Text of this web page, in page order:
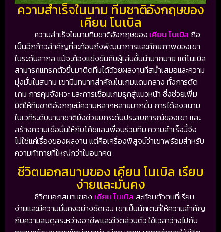
ความสำเร็จในนาม ทีมชาติอังกฤษของ
เคียน โนเบิล
ความสำเร็จในนามทีมชาติอังกฤษของ เคียน โนเบิล ถือ
เป็นอีกก้าวสำคัญที่สะท้อนถึงพัฒนาการและศักยภาพของเขา
ในระดับสากล แม้จะต้องแข่งขันกับผู้เล่นชั้นนำมากมาย แต่โนเบิล
สามารถแทรกตัวขึ้นมาติดทีมได้ด้วยผลงานที่สม่ำเสมอและความ
มุ่งมั่นในสนาม เขามีบทบาทสำคัญในเกมแดนกลาง ทั้งการตัด
เกม การคุมจังหวะ และการเชื่อมเกมรุกสู่แนวหน้า ซึ่งช่วยเพิ่ม
มิติให้ทีมชาติอังกฤษมีความหลากหลายมากขึ้น การได้ลงสนาม
ในเวทีระดับนานาชาติยังช่วยยกระดับประสบการณ์ของเขา และ
สร้างความเชื่อมั่นให้กับโค้ชและเพื่อนร่วมทีม ความสำเร็จนี้จึง
ไม่ใช่แค่เรื่องของผลงาน แต่คือเครื่องพิสูจน์ว่าเขาพร้อมสำหรับ
ความท้าทายที่ใหญ่กว่าในอนาคต
ชีวิตนอกสนามของ เคียน โนเบิล เรียบ
ง่ายและมั่นคง
ชีวิตนอกสนามของ เคียน โนเบิล สะท้อนตัวตนที่เรียบ
ง่ายและมีความมั่นคงอย่างชัดเจน เขาเป็นนักเตะที่ให้ความสำคัญ
กับความสมดุลระหว่างอาชีพและชีวิตส่วนตัว ใช้เวลาว่างไปกับ